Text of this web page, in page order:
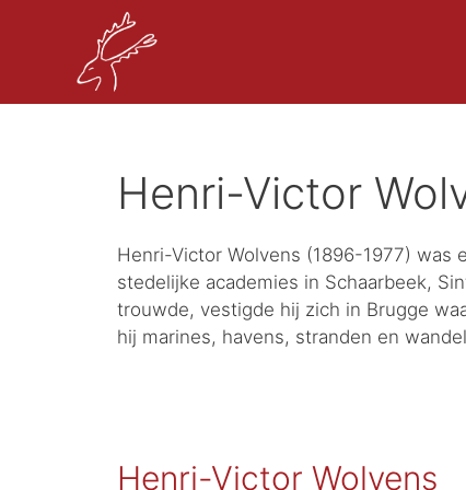
Henri-Victor
Henri-Victor Wolvens (1896-1977) was
stedelijke academies in Schaarbeek,
trouwde, vestigde hij zich in Brugge
hij marines, havens, stranden en
Henri-Victor Wolvens